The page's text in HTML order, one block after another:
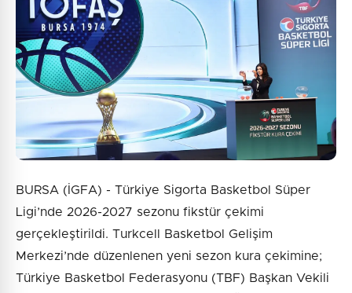
9 + 7 = ?
Gönder
BURSA (İGFA) - Türkiye Sigorta Basketbol Süper
Ligi’nde 2026-2027 sezonu fikstür çekimi
gerçekleştirildi. Turkcell Basketbol Gelişim
Merkezi’nde düzenlenen yeni sezon kura çekimine;
Türkiye Basketbol Federasyonu (TBF) Başkan Vekili